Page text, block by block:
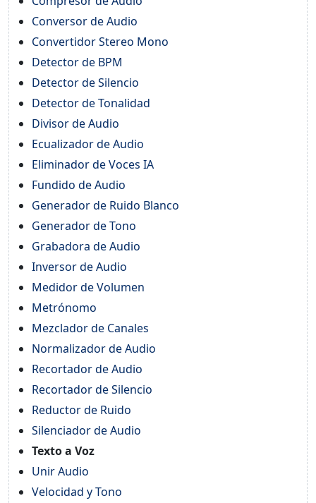
Conversor de Audio
Convertidor Stereo Mono
Detector de BPM
Detector de Silencio
Detector de Tonalidad
Divisor de Audio
Ecualizador de Audio
Eliminador de Voces IA
Fundido de Audio
Generador de Ruido Blanco
Generador de Tono
Grabadora de Audio
Inversor de Audio
Medidor de Volumen
Metrónomo
Mezclador de Canales
Normalizador de Audio
Recortador de Audio
Recortador de Silencio
Reductor de Ruido
Silenciador de Audio
Texto a Voz
Unir Audio
Velocidad y Tono